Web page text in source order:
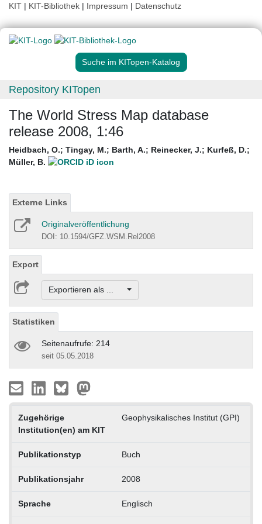
KIT | KIT-Bibliothek | Impressum | Datenschutz
Suche im KITopen-Katalog
Repository KITopen
The World Stress Map database
release 2008, 1:46
Heidbach, O.; Tingay, M.; Barth, A.; Reinecker, J.; Kurfeß, D.;
Müller, B.
Externe Links
Originalveröffentlichung
DOI: 10.1594/GFZ.WSM.Rel2008
Export
Exportieren als ...
Statistiken
Seitenaufrufe: 214
seit 05.05.2018
Zugehörige
Institution(en) am KIT
Geophysikalisches Institut (GPI)
Publikationstyp Buch
Publikationsjahr 2008
Sprache Englisch